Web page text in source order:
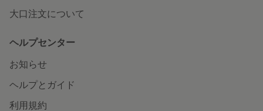
大口注文について
ヘルプセンター
お知らせ
ヘルプとガイド
利用規約